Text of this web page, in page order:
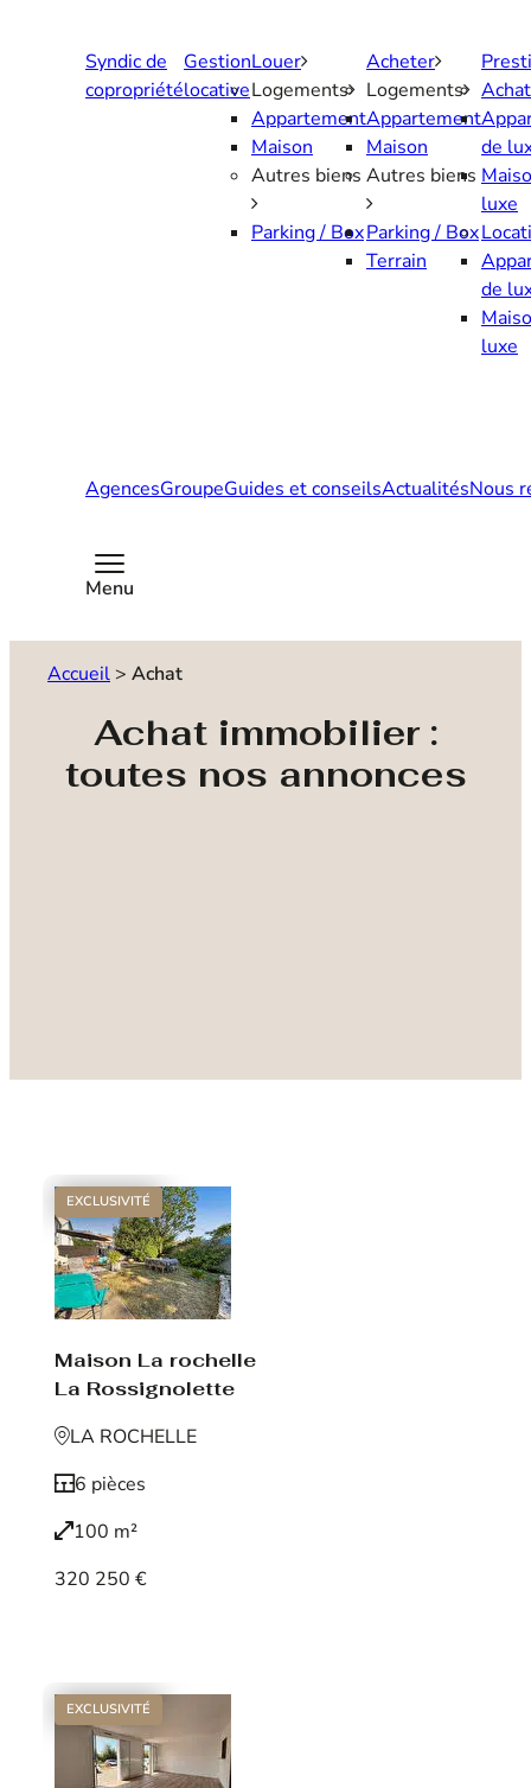
Syndic de
copropriété
Gestion
locative
Louer
Logements
Appartement
Maison
Autres biens
Parking / Box
Acheter
Logements
Appartement
Maison
Autres biens
Parking / Box
Terrain
Achat
de
luxe
de
luxe
AgencesGroupeGuides et conseilsActualitésNous
Menu
Accueil > Achat
Achat immobilier :
toutes nos annonces
EXCLUSIVITÉ
Maison La rochelle
La Rossignolette
LA ROCHELLE
6 pièces
100 m²
320 250 €
EXCLUSIVITÉ